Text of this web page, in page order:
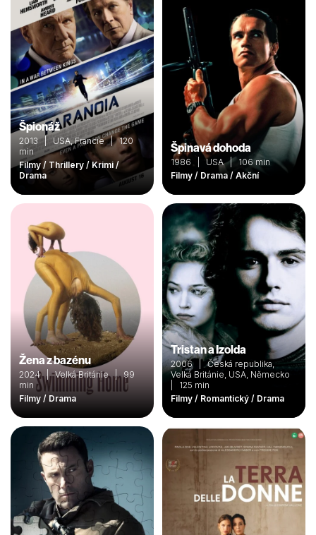
Špionáž
2013 | USA, Francie | 120
min
Filmy / Thrillery / Krimi /
Drama
Špinavá dohoda
1986 | USA | 106 min
Filmy / Drama / Akční
Žena z bazénu
2024 | Velká Británie | 99
min
Filmy / Drama
Tristan a Izolda
2006 | Česká republika,
Velká Británie, USA, Německo
| 125 min
Filmy / Romantický / Drama